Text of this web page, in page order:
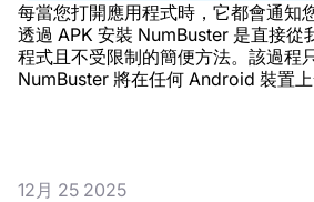
每當您打開應用程式時，它都會通知
透過 APK 安裝 NumBuster 是直接從
程式且不受限制的簡便方法。該過程
NumBuster 將在任何 Android 裝置上
12月 25 2025